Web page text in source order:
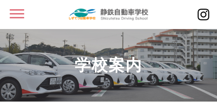
静鉄自動車学校
入校をお考えの方へ
学校案内
学校案内